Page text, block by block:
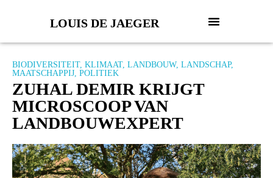
LOUIS DE JAEGER
BIODIVERSITEIT, KLIMAAT, LANDBOUW, LANDSCHAP,
MAATSCHAPPIJ, POLITIEK
ZUHAL DEMIR KRIJGT
MICROSCOOP VAN
LANDBOUWEXPERT